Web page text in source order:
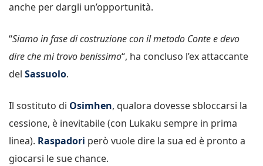
anche per dargli un’opportunità.
“Siamo in fase di costruzione con il metodo Conte e devo
dire che mi trovo benissimo“, ha concluso l’ex attaccante
del Sassuolo.
Il sostituto di Osimhen, qualora dovesse sbloccarsi la
cessione, è inevitabile (con Lukaku sempre in prima
linea). Raspadori però vuole dire la sua ed è pronto a
giocarsi le sue chance.